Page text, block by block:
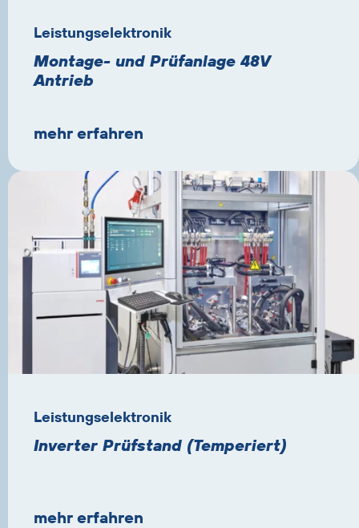
Leistungselektronik
Montage- und Prüfanlage 48V
Antrieb
mehr erfahren
Leistungselektronik
Inverter Prüfstand (Temperiert)
mehr erfahren